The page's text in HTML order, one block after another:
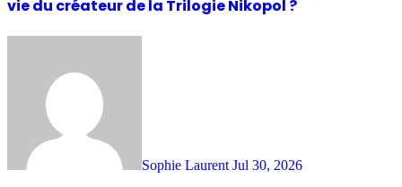
vie du créateur de la Trilogie Nikopol ?
Sophie Laurent Jul 30, 2026